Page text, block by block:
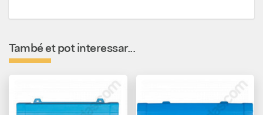
També et pot interessar...